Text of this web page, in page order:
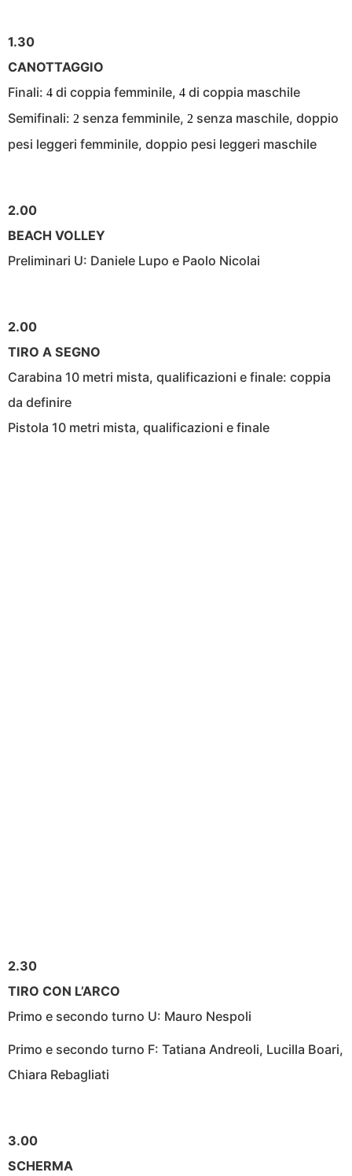
1.30
CANOTTAGGIO
Finali: 4 di coppia femminile, 4 di coppia maschile
Semifinali: 2 senza femminile, 2 senza maschile, doppio
pesi leggeri femminile, doppio pesi leggeri maschile
2.00
BEACH VOLLEY
Preliminari U: Daniele Lupo e Paolo Nicolai
2.00
TIRO A SEGNO
Carabina 10 metri mista, qualificazioni e finale: coppia
da definire
Pistola 10 metri mista, qualificazioni e finale
2.30
TIRO CON L’ARCO
Primo e secondo turno U: Mauro Nespoli
Primo e secondo turno F: Tatiana Andreoli, Lucilla Boari,
Chiara Rebagliati
3.00
SCHERMA